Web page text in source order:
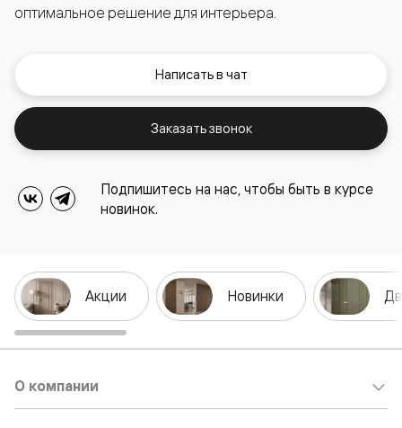
оптимальное решение для интерьера.
Написать в чат
Заказать звонок
Подпишитесь на нас, чтобы быть в курсе
новинок.
Акции Новинки
О компании